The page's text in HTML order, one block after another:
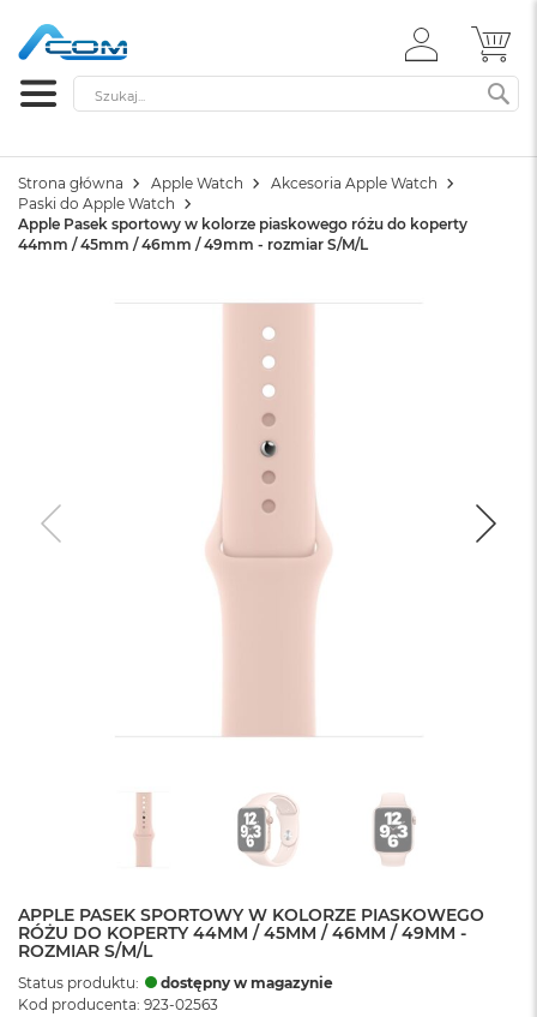
ZALOGUJ
SIĘ
Szukaj
Strona główna Apple Watch
Akcesoria Apple Watch
Paski do Apple Watch
Apple Pasek sportowy w kolorze piaskowego różu do koperty
44mm / 45mm / 46mm / 49mm - rozmiar S/M/L
APPLE PASEK SPORTOWY W KOLORZE PIASKOWEGO
RÓŻU DO KOPERTY 44MM / 45MM / 46MM / 49MM -
ROZMIAR S/M/L
Status produktu:
dostępny w magazynie
Kod producenta: 923-02563